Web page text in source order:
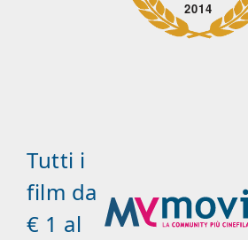
2014
Tutti i
film da
€ 1 al